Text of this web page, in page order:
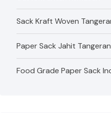
Sack Kraft Woven
Paper Sack Jahit
Food Grade Paper Sack